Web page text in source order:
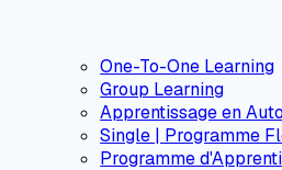
One-To-One Learning
Group Learning
Apprentissage en
Single | Programme
Programme